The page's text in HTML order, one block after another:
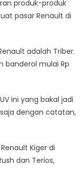
produk-produk
pasar Renault di
adalah Triber.
banderol mulai Rp
ini yang bakal jadi
dengan catatan,
Kiger di
dan Terios,